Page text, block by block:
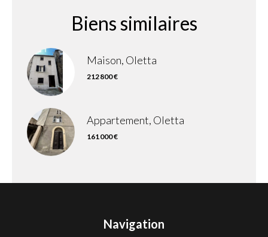
Biens similaires
Maison, Oletta
212 800 €
Appartement, Oletta
161 000 €
Navigation